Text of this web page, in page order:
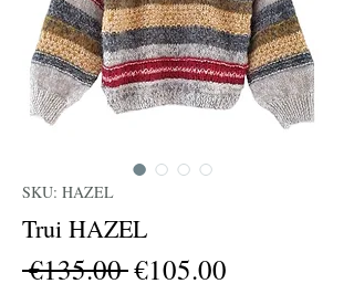
SKU: HAZEL
Trui HAZEL
€135.00 Regular
€105.00